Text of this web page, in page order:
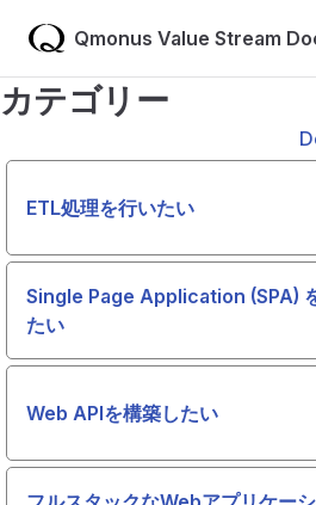
Skip to content
Qmonus Value Stream
カテゴリー
ETL処理を行いたい
Single Page Application (SPA)
たい
Web APIを構築したい